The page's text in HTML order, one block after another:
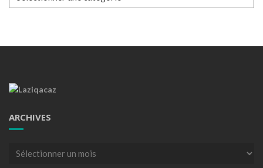
ARCHIVES
Archives